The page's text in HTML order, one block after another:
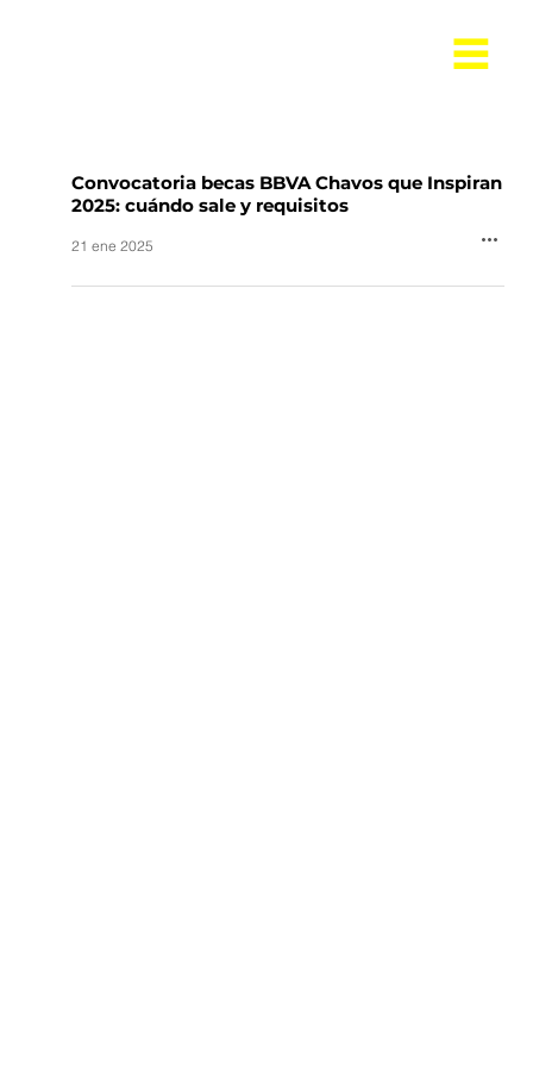
Convocatoria becas BBVA Chavos que Inspiran
2025: cuándo sale y requisitos
21 ene 2025